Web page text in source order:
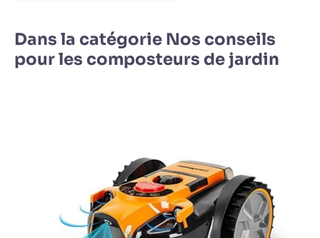
Dans la catégorie Nos conseils
pour les composteurs de jardin